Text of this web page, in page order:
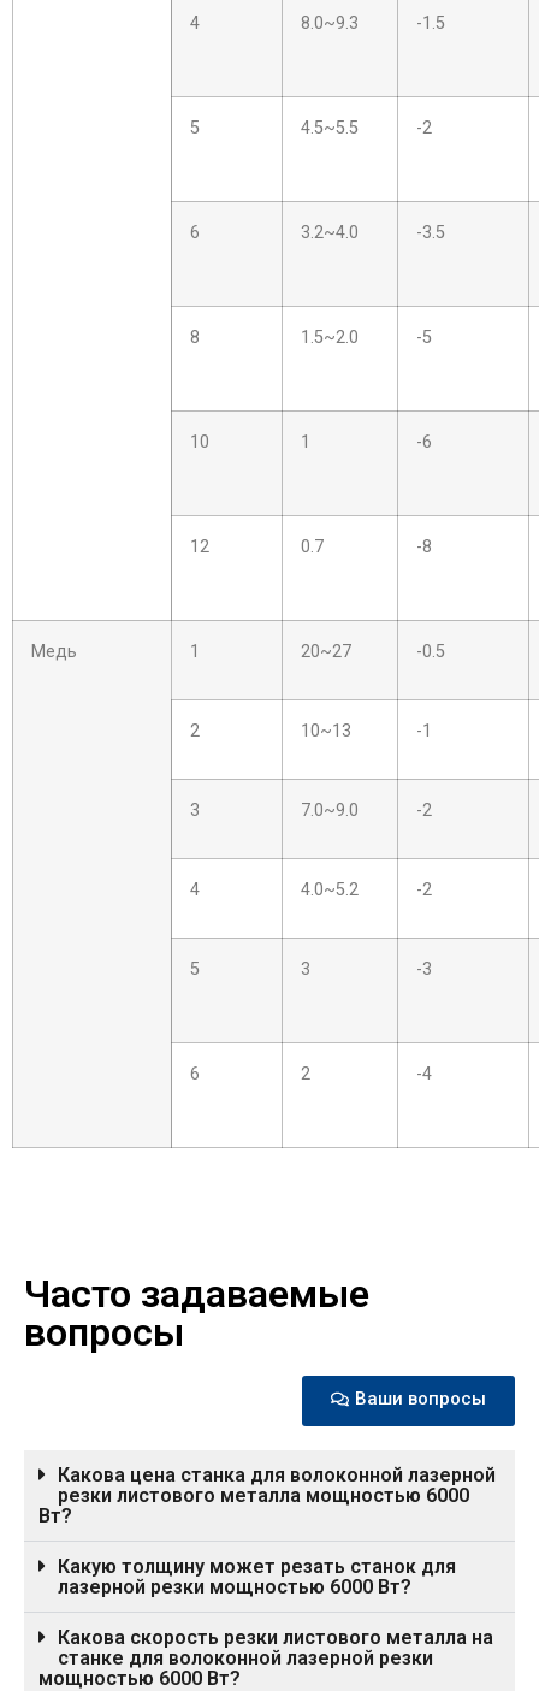
4 8.0~9.3 -1.5
5 4.5~5.5 -2
6 3.2~4.0 -3.5
8 1.5~2.0 -5
10 1 -6
12 0.7 -8
Медь 1 20~27 -0.5
2 10~13 -1
3 7.0~9.0 -2
4 4.0~5.2 -2
5 3 -3
6 2 -4
Часто задаваемые
вопросы
Ваши вопросы
Какова цена станка для волоконной лазерной
резки листового металла мощностью 6000
Вт?
Какую толщину может резать станок для
лазерной резки мощностью 6000 Вт?
Какова скорость резки листового металла на
станке для волоконной лазерной резки
мощностью 6000 Вт?